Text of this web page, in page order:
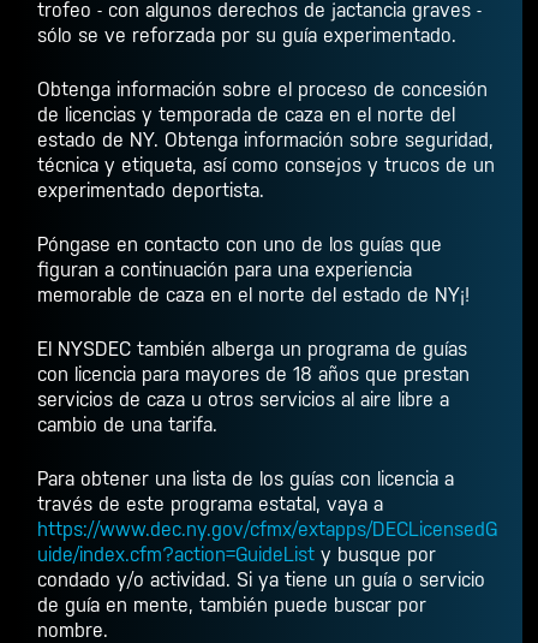
trofeo - con algunos derechos de jactancia graves -
sólo se ve reforzada por su guía experimentado.
Obtenga información sobre el proceso de concesión
de licencias ytemporada de caza en el norte del
estado de NY. Obtenga información sobre seguridad,
técnica y etiqueta, así como consejos y trucos de un
experimentado deportista.
Póngase en contacto con uno de los guías que
figuran a continuación para una experiencia
memorable de caza en el norte del estado de NY¡!
El NYSDEC también alberga un programa de guías
con licencia para mayores de 18 años que prestan
servicios de caza u otros servicios al aire libre a
cambio de una tarifa.
Para obtener una lista de los guías con licencia a
través de este programa estatal, vaya a
https://www.dec.ny.gov/cfmx/extapps/DECLicensedG
uide/index.cfm?action=GuideList y busque por
condado y/o actividad. Si ya tiene un guía o servicio
de guía en mente, también puede buscar por
nombre.